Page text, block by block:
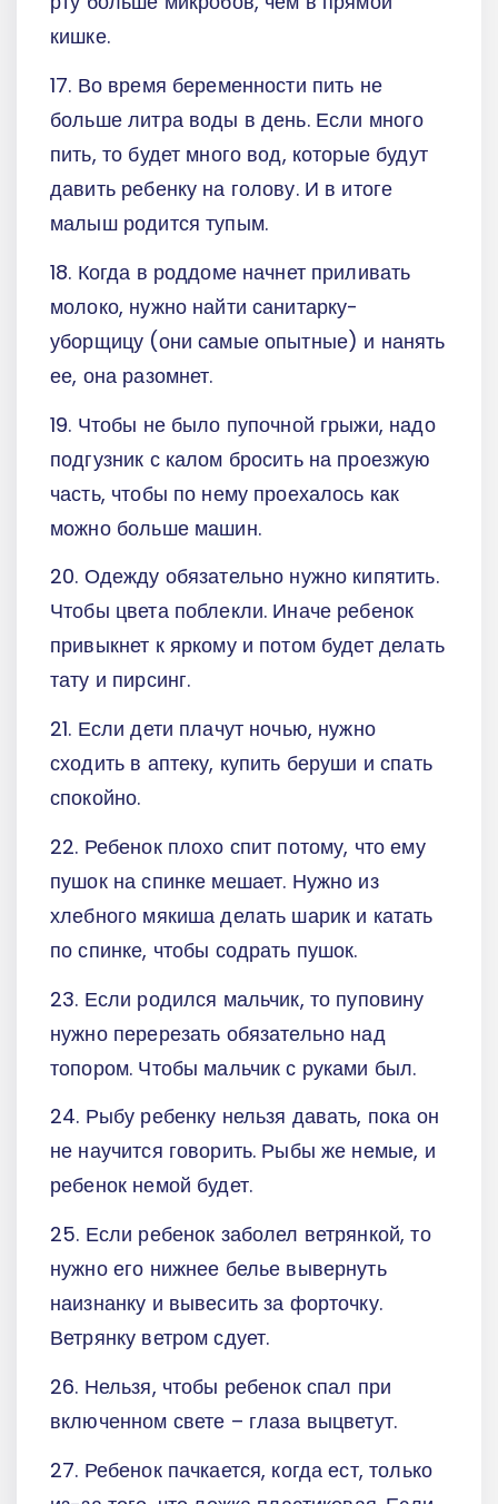
кишке.
17. Во время беременности пить не
больше литра воды в день. Если много
пить, то будет много вод, которые будут
давить ребенку на голову. И в итоге
малыш родится тупым.
18. Когда в роддоме начнет приливать
молоко, нужно найти санитарку-
уборщицу (они самые опытные) и нанять
ее, она разомнет.
19. Чтобы не было пупочной грыжи, надо
подгузник с калом бросить на проезжую
часть, чтобы по нему проехалось как
можно больше машин.
20. Одежду обязательно нужно кипятить.
Чтобы цвета поблекли. Иначе ребенок
привыкнет к яркому и потом будет делать
тату и пирсинг.
21. Если дети плачут ночью, нужно
сходить в аптеку, купить беруши и спать
спокойно.
22. Ребенок плохо спит потому, что ему
пушок на спинке мешает. Нужно из
хлебного мякиша делать шарик и катать
по спинке, чтобы содрать пушок.
23. Если родился мальчик, то пуповину
нужно перерезать обязательно над
топором. Чтобы мальчик с руками был.
24. Рыбу ребенку нельзя давать, пока он
не научится говорить. Рыбы же немые, и
ребенок немой будет.
25. Если ребенок заболел ветрянкой, то
нужно его нижнее белье вывернуть
наизнанку и вывесить за форточку.
Ветрянку ветром сдует.
26. Нельзя, чтобы ребенок спал при
включенном свете – глаза выцветут.
27. Ребенок пачкается, когда ест, только